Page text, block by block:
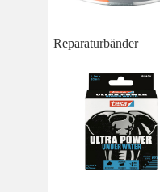
Reparaturbänder